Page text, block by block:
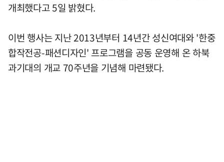
개최했다고 5일 밝혔다.
이번 행사는 지난 2013년부터 14년간 성신여대와 '한중
합작전공-패션디자인' 프로그램을 공동 운영해 온 하북
과기대의 개교 70주년을 기념해 마련됐다.